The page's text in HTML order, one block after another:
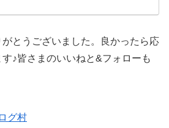
とうございました。良かったら応
♪皆さまのいいねと&フォローも
グ村